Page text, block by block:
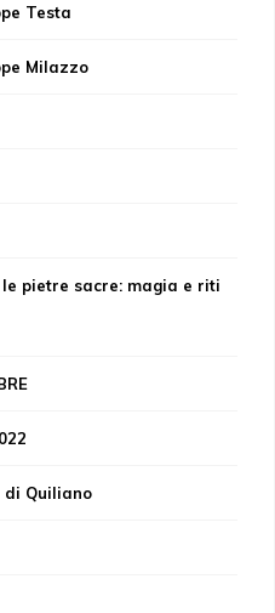
Testa
Milazzo
le pietre sacre: magia e riti
di Quiliano